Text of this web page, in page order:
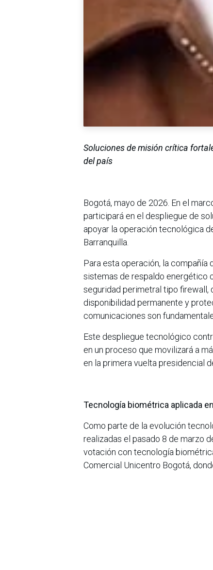
Soluciones de misión crítica
del país
Bogotá, mayo de 2026. En el
participará en el despliegue de
apoyar la operación tecnológica
Barranquilla.
Para esta operación, la
sistemas de respaldo energético
seguridad perimetral tipo firewall,
disponibilidad permanente y
comunicaciones son
Este despliegue tecnológico
en un proceso que movilizará a
en la primera vuelta presidencial
Tecnología biométrica aplicada
Como parte de la evolución
realizadas el pasado 8 de marzo
votación con tecnología
Comercial Unicentro Bogotá,